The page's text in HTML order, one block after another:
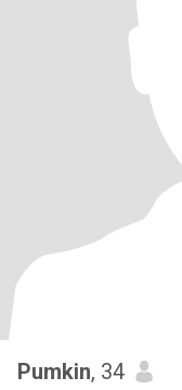
Pumkin, 34